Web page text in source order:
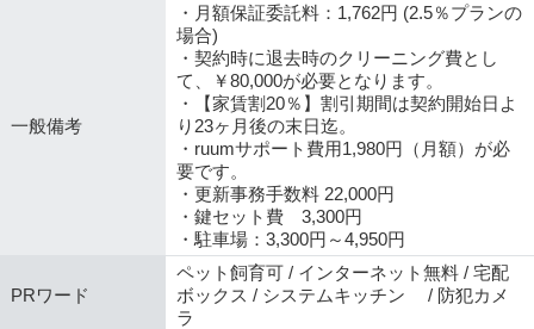
一般備考
・月額保証委託料：1,762円 (2.5％プランの
場合)
・契約時に退去時のクリーニング費とし
て、￥80,000が必要となります。
・【家賃割20％】割引期間は契約開始日よ
り23ヶ月後の末日迄。
・ruumサポート費用1,980円（月額）が必
要です。
・更新事務手数料 22,000円
・鍵セット費 3,300円
・駐車場：3,300円～4,950円
PRワード
ペット飼育可 / インターネット無料 / 宅配
ボックス / システムキッチン / 防犯カメ
ラ